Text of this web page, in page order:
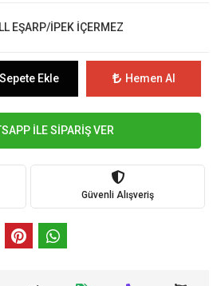
EŞARP/İPEK İÇERMEZ
Sepete Ekle Hemen Al
İLE SİPARİŞ VER
Güvenli Alışveriş